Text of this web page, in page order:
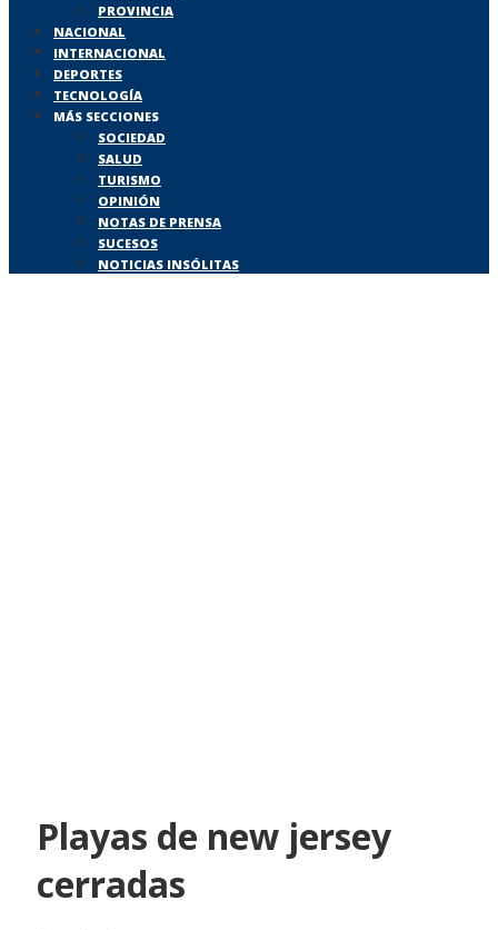
PROVINCIA
NACIONAL
INTERNACIONAL
DEPORTES
TECNOLOGÍA
MÁS SECCIONES
SOCIEDAD
SALUD
TURISMO
OPINIÓN
NOTAS DE PRENSA
SUCESOS
NOTICIAS INSÓLITAS
Playas de new jersey
cerradas